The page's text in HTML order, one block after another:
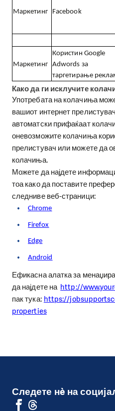
Маркетинг Facebook
Маркетинг
Користин Google
Adwords за
таргетирање
Како да ги исклучите
Употребата на колачиња
вашиот интернет
автоматски прифаќаат
оневозможите колачиња
прелистувач или можете да
колачиња.
Можете да најдете
тоа како да поставите
следниве веб-страници:
Chrome
Firefox
Edge
Android
Ефикасна алатка за
да најдете на http://
пак тука: https://
properties
Следете нè на